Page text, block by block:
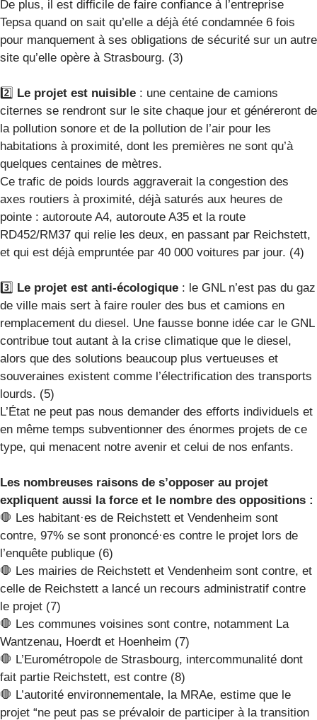
De plus, il est difficile de faire confiance à l’entreprise
Tepsa quand on sait qu’elle a déjà été condamnée 6 fois
pour manquement à ses obligations de sécurité sur un autre
site qu’elle opère à Strasbourg. (3)
2️⃣ Le projet est nuisible : une centaine de camions
citernes se rendront sur le site chaque jour et généreront de
la pollution sonore et de la pollution de l’air pour les
habitations à proximité, dont les premières ne sont qu’à
quelques centaines de mètres.
Ce trafic de poids lourds aggraverait la congestion des
axes routiers à proximité, déjà saturés aux heures de
pointe : autoroute A4, autoroute A35 et la route
RD452/RM37 qui relie les deux, en passant par Reichstett,
et qui est déjà empruntée par 40 000 voitures par jour. (4)
3️⃣ Le projet est anti-écologique : le GNL n’est pas du gaz
de ville mais sert à faire rouler des bus et camions en
remplacement du diesel. Une fausse bonne idée car le GNL
contribue tout autant à la crise climatique que le diesel,
alors que des solutions beaucoup plus vertueuses et
souveraines existent comme l’électrification des transports
lourds. (5)
L’État ne peut pas nous demander des efforts individuels et
en même temps subventionner des énormes projets de ce
type, qui menacent notre avenir et celui de nos enfants.
Les nombreuses raisons de s’opposer au projet
expliquent aussi la force et le nombre des oppositions :
🛑 Les habitant·es de Reichstett et Vendenheim sont
contre, 97% se sont prononcé·es contre le projet lors de
l’enquête publique (6)
🛑 Les mairies de Reichstett et Vendenheim sont contre, et
celle de Reichstett a lancé un recours administratif contre
le projet (7)
🛑 Les communes voisines sont contre, notamment La
Wantzenau, Hoerdt et Hoenheim (7)
🛑 L’Eurométropole de Strasbourg, intercommunalité dont
fait partie Reichstett, est contre (8)
🛑 L’autorité environnementale, la MRAe, estime que le
projet “ne peut pas se prévaloir de participer à la transition